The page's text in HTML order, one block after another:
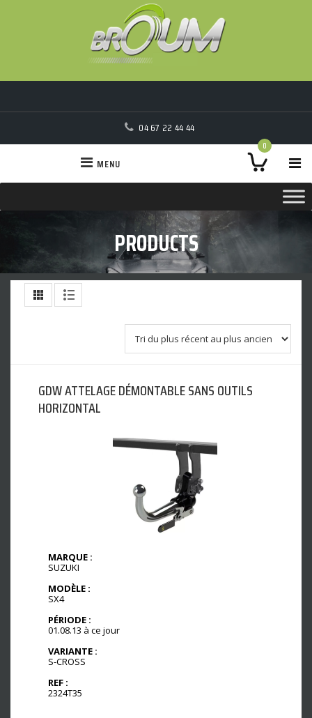
04 67 22 44 44
0
MENU
PRODUCTS
GDW ATTELAGE DÉMONTABLE SANS OUTILS
HORIZONTAL
MARQUE :
SUZUKI
MODÈLE :
SX4
PÉRIODE :
01.08.13 à ce jour
VARIANTE :
S-CROSS
REF :
2324T35